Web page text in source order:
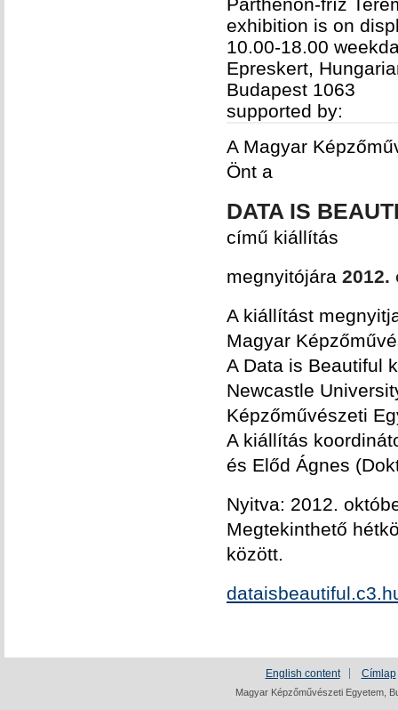
exhibition is on
10.00-18.00
Epreskert,
Budapest 1063
supported by:
A Magyar
Önt a
DATA IS
című kiállítás
megnyitójára 2012.
A kiállítást
Magyar
A Data is Beautiful
Newcastle
Képzőművészeti
A kiállítás
és Előd Ágnes
Nyitva: 2012.
Megtekinthető
között.
English content Címlap
Magyar Képzőművészeti Egyetem,